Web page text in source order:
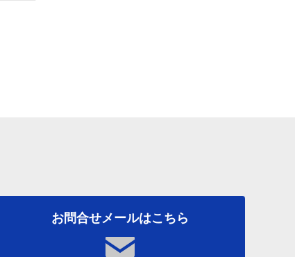
お問合せメールはこちら